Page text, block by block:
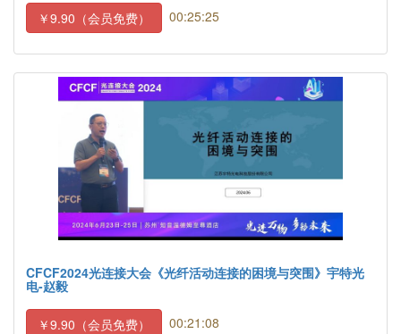
￥9.90（会员免费） 00:25:25
CFCF2024光连接大会《光纤活动连接的困境与突围》宇特光
电-赵毅
￥9.90（会员免费） 00:21:08